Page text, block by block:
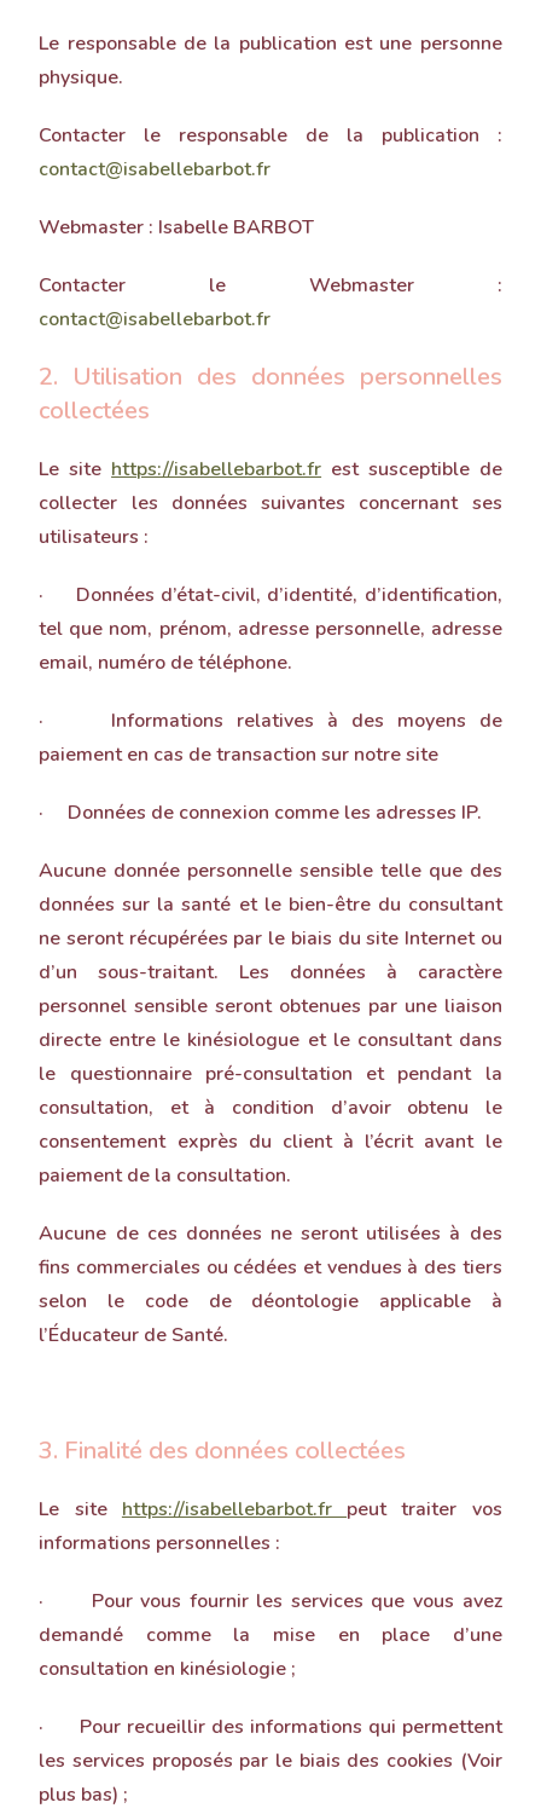
Le responsable de la publication est une personne
physique.
Contacter le responsable de la publication :
contact@isabellebarbot.fr
Webmaster : Isabelle BARBOT
Contacter le Webmaster :
contact@isabellebarbot.fr
2. Utilisation des données personnelles
collectées
Le site https://isabellebarbot.fr est susceptible de
collecter les données suivantes concernant ses
utilisateurs :
· Données d’état-civil, d’identité, d’identification,
tel que nom, prénom, adresse personnelle, adresse
email, numéro de téléphone.
· Informations relatives à des moyens de
paiement en cas de transaction sur notre site
· Données de connexion comme les adresses IP.
Aucune donnée personnelle sensible telle que des
données sur la santé et le bien-être du consultant
ne seront récupérées par le biais du site Internet ou
d’un sous-traitant. Les données à caractère
personnel sensible seront obtenues par une liaison
directe entre le kinésiologue et le consultant dans
le questionnaire pré-consultation et pendant la
consultation, et à condition d’avoir obtenu le
consentement exprès du client à l’écrit avant le
paiement de la consultation.
Aucune de ces données ne seront utilisées à des
fins commerciales ou cédées et vendues à des tiers
selon le code de déontologie applicable à
l’Éducateur de Santé.
3. Finalité des données collectées
Le site https://isabellebarbot.fr peut traiter vos
informations personnelles :
· Pour vous fournir les services que vous avez
demandé comme la mise en place d’une
consultation en kinésiologie ;
· Pour recueillir des informations qui permettent
les services proposés par le biais des cookies (Voir
plus bas) ;